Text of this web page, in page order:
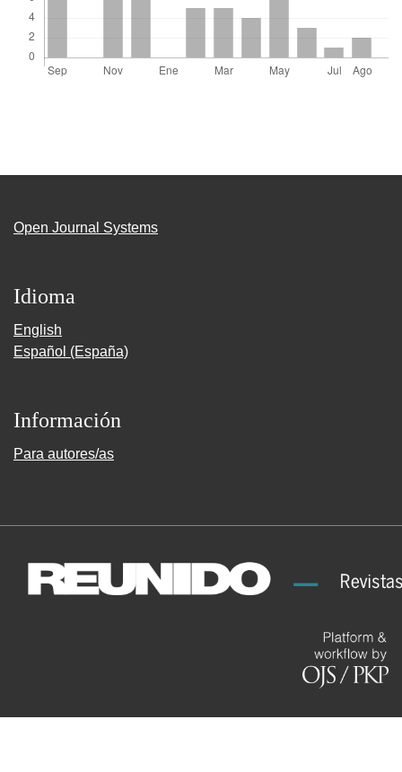
Open Journal Systems
Idioma
English
Español (España)
Información
Para autores/as